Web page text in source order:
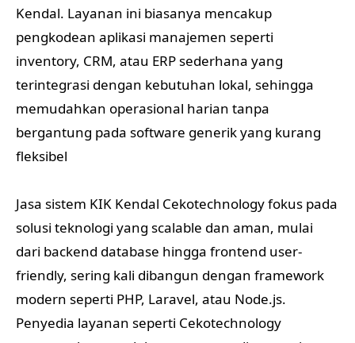
Kendal. Layanan ini biasanya mencakup
pengkodean aplikasi manajemen seperti
inventory, CRM, atau ERP sederhana yang
terintegrasi dengan kebutuhan lokal, sehingga
memudahkan operasional harian tanpa
bergantung pada software generik yang kurang
fleksibel
Jasa sistem KIK Kendal Cekotechnology fokus pada
solusi teknologi yang scalable dan aman, mulai
dari backend database hingga frontend user-
friendly, sering kali dibangun dengan framework
modern seperti PHP, Laravel, atau Node.js.
Penyedia layanan seperti Cekotechnology